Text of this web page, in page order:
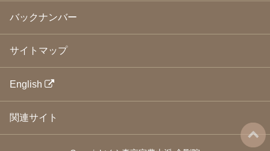
2008年5月(21)
(24)
2008年2月 (21)
2008年1月(23)
2007年12月
2007年9月
2007年8月(26)
バックナンバー
サイトマップ
English
関連サイト